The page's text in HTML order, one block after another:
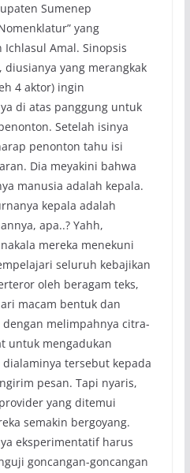
Sumenep
yang
Amal. Sinopsis
yang merangkak
4 aktor) ingin
di atas panggung untuk
Setelah isinya
penonton tahu isi
Dia meyakini bahwa
manusia adalah kepala.
kepala adalah
apa..? Yahh,
mereka menekuni
seluruh kebajikan
oleh beragam teks,
macam bentuk dan
melimpahnya citra-
untuk mengadukan
tersebut kepada
pesan. Tapi nyaris,
yang ditemui
semakin bergoyang.
eksperimentatif harus
goncangan-goncangan